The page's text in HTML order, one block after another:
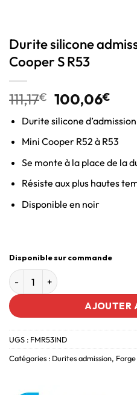
Durite silicone
Cooper S R53
111,17€ 100,06€
Durite silicone
Mini Cooper R52 à R53
Se monte à la place de la
Résiste aux plus hautes
Disponible en noir
Disponible sur commande
AJOUTER
UGS : FMR53IND
Catégories : Durites admission, Forge